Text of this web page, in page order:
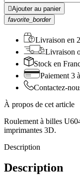
Ajouter au panier
favorite_border
Livraison en
Livraison
Stock en
Paiement 3
Contactez-
À propos de cet article
Roulement à billes
imprimantes 3D.
Description
Description